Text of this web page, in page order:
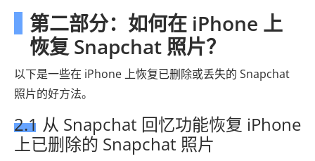
第二部分：如何在 iPhone 上
恢复 Snapchat 照片？
以下是一些在 iPhone 上恢复已删除或丢失的 Snapchat
照片的好方法。
2.1 从 Snapchat 回忆功能恢复 iPhone
上已删除的 Snapchat 照片